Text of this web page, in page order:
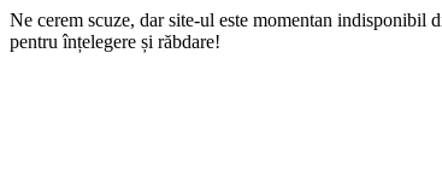
Ne cerem scuze, dar site-ul este momentan indisponibil
pentru înțelegere și răbdare!